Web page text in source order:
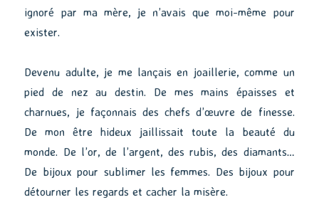
ignoré par ma mère, je n’avais que moi-même pour
exister.
Devenu adulte, je me lançais en joaillerie, comme un
pied de nez au destin. De mes mains épaisses et
charnues, je façonnais des chefs d’œuvre de finesse.
De mon être hideux jaillissait toute la beauté du
monde. De l’or, de l’argent, des rubis, des diamants…
De bijoux pour sublimer les femmes. Des bijoux pour
détourner les regards et cacher la misère.